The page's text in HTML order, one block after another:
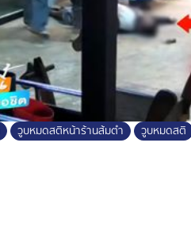
วูบหมดสติหน้าร้านส้มตำ วูบหมดสติ